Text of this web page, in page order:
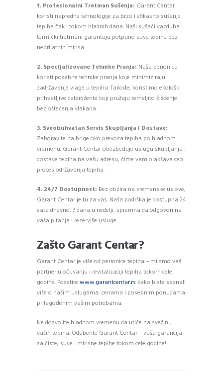
1. Profesionalni Tretman Sušenja: Garant Centar
koristi napredne tehnologije za brzo i efikasno sušenje
tepiha čak i tokom hladnih dana. Naši sušači vazduha i
termički tretmani garantuju potpuno suve tepihe bez
neprijatnih mirisa.
2. Specijalizovane Tehnike Pranja: Naša perionica
koristi posebne tehnike pranja koje minimiziraju
zadržavanje vlage u tepihu. Takođe, koristimo ekološki
prihvatljive deterdžente koji pružaju temeljito čišćenje
bez oštećenja vlakana.
3. Sveobuhvatan Servis Skupljanja i Dostave:
Zaboravite na brige oko prevoza tepiha po hladnom
vremenu. Garant Centar obezbeđuje uslugu skupljanja i
dostave tepiha na vašu adresu, čime vam olakšava ceo
proces održavanja tepiha.
4. 24/7 Dostupnost: Bez obzira na vremenske uslove,
Garant Centar je tu za vas. Naša podrška je dostupna 24
sata dnevno, 7 dana u nedelji, spremna da odgovori na
vaša pitanja i rezerviše usluge.
Zašto Garant Centar?
Garant Centar je više od perionice tepiha – mi smo vaš
partner u očuvanju i revitalizaciji tepiha tokom cele
godine. Posetite www.garantcentar.rs kako biste saznali
više o našim uslugama, cenama i posebnim ponudama
prilagođenim vašim potrebama.
Ne dozvolite hladnom vremenu da utiče na svežinu
vaših tepiha. Odaberite Garant Centar – vaša garancija
za čiste, suve i mirisne tepihe tokom cele godine!